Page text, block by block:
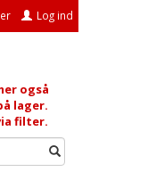
Log ind
også
lager.
filter.